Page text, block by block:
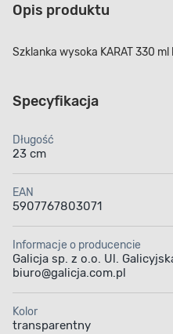
Opis produktu
Szklanka wysoka KARAT 330
Specyfikacja
Długość
23 cm
EAN
5907767803071
Informacje o producencie
Galicja sp. z o.o. Ul.
biuro@galicja.com.pl
Kolor
transparentny